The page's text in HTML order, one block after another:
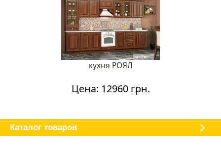
кухня РОЯЛ
Цена: 12960 грн.
Каталог товаров